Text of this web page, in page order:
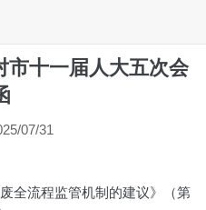
市十一届人大五次会
07/31
流程监管机制的建议》（第